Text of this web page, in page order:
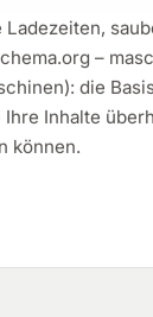
Ladezeiten,
–
die
Ihre Inhalte
können.